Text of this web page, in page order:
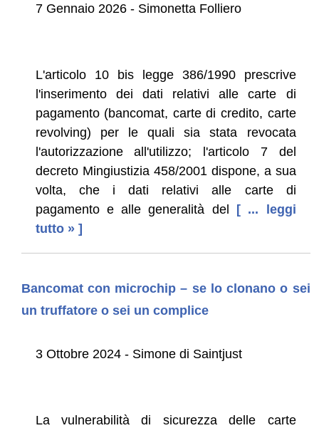
7 Gennaio 2026 - Simonetta Folliero
L'articolo 10 bis legge 386/1990 prescrive
l'inserimento dei dati relativi alle carte di
pagamento (bancomat, carte di credito, carte
revolving) per le quali sia stata revocata
l'autorizzazione all'utilizzo; l'articolo 7 del
decreto Mingiustizia 458/2001 dispone, a sua
volta, che i dati relativi alle carte di
pagamento e alle generalità del [ ... leggi
tutto » ]
Bancomat con microchip – se lo clonano o sei
un truffatore o sei un complice
3 Ottobre 2024 - Simone di Saintjust
La vulnerabilità di sicurezza delle carte